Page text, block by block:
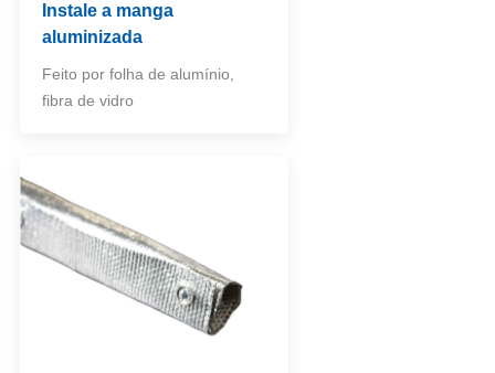
Instale a manga
aluminizada
Feito por folha de alumínio,
fibra de vidro